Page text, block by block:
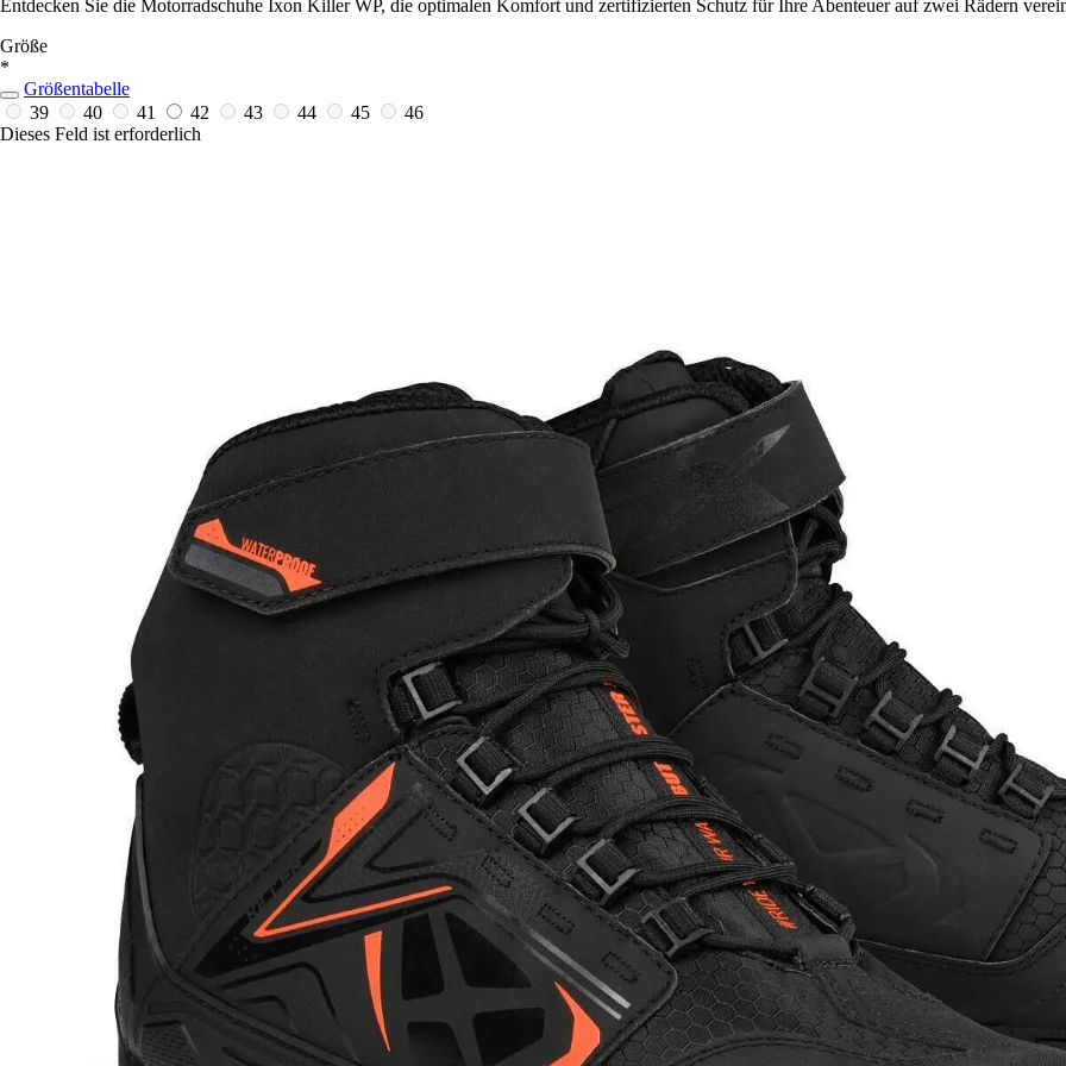
Entdecken Sie die Motorradschuhe Ixon Killer WP, die optimalen Komfort und zertifizierten Schutz für Ihre Abenteuer auf zwei Rädern
Größe
*
Größentabelle
39
40 41 42 43 44 45
46
Dieses Feld ist erforderlich